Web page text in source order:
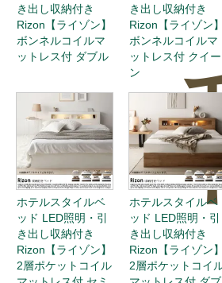
き出し収納付き
Rizon【ライゾン】
ボンネルコイルマ
ットレス付 ダブル
き出し収納付き
Rizon【ライゾン】
ボンネルコイルマ
ットレス付 クイー
ン
ホテルスタイルベ
ッド LED照明・引
き出し収納付き
Rizon【ライゾン】
2層ポケットコイル
ホテルスタイルベ
ッド LED照明・引
き出し収納付き
Rizon【ライゾン】
2層ポケットコイ